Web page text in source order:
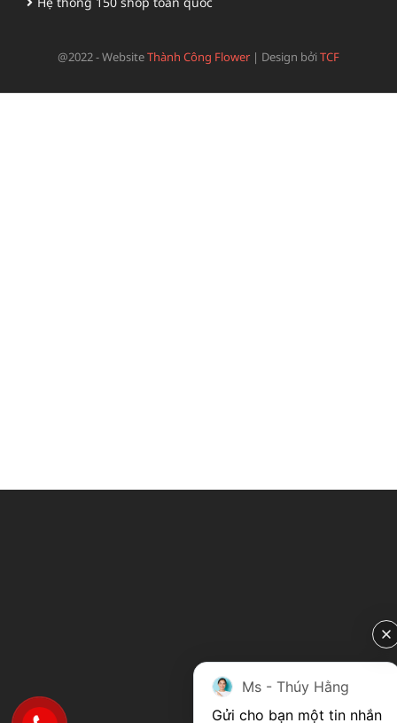
@2022 - WebsiteThành Công Flower | Design bởiTCF
Ms - Thúy Hằng
Gửi cho bạn một tin nhắn